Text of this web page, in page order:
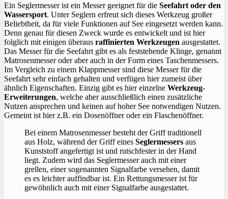
Ein Seglermesser ist ein Messer geeignet für die Seefahrt oder den
Wassersport. Unter Seglern erfreut sich dieses Werkzeug großer
Beliebtheit, da für viele Funktionen auf See eingesetzt werden kann.
Denn genau für diesen Zweck wurde es entwickelt und ist hier
folglich mit einigen überaus raffinierten Werkzeugen ausgestattet.
Das Messer für die Seefahrt gibt es als feststehende Klinge, genannt
Matrosenmesser oder aber auch in der Form eines Taschenmessers.
Im Vergleich zu einem Klappmesser sind diese Messer für die
Seefahrt sehr einfach gehalten und verfügen hier zumeist über
ähnlich Eigenschaften. Einzig gibt es hier einzelne Werkzeug-
Erweiterungen, welche aber ausschließlich einen zusätzliche
Nutzen ansprechen und keinen auf hoher See notwendigen Nutzen.
Gemeint ist hier z.B. ein Dosenöffner oder ein Flaschenöffner.
Bei einem Matrosenmesser besteht der Griff traditionell
aus Holz, während der Griff eines Seglermessers aus
Kunststoff angefertigt ist und rutschfester in der Hand
liegt. Zudem wird das Seglermesser auch mit einer
grellen, einer sogenannten Signalfarbe versehen, damit
es es leichter auffindbar ist. Ein Rettungsmesser ist für
gewöhnlich auch mit einer Signalfarbe ausgestattet.